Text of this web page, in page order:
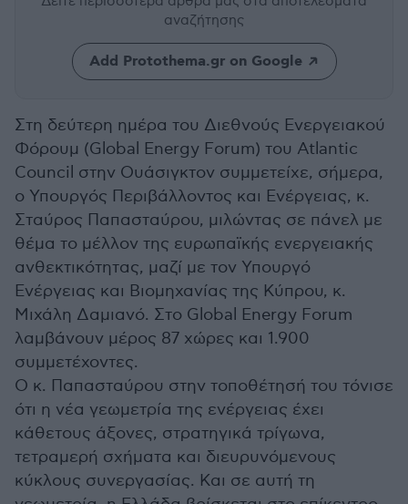
αναζήτησης
Add Protothema.gr on Google
Στη δεύτερη ημέρα του Διεθνούς Ενεργειακού
Φόρουμ (Global Energy Forum) του Atlantic
Council στην Ουάσιγκτον συμμετείχε, σήμερα,
ο Υπουργός Περιβάλλοντος και Ενέργειας, κ.
Σταύρος Παπασταύρου, μιλώντας σε πάνελ με
θέμα το μέλλον της ευρωπαϊκής ενεργειακής
ανθεκτικότητας, μαζί με τον Υπουργό
Ενέργειας και Βιομηχανίας της Κύπρου, κ.
Μιχάλη Δαμιανό. Στο Global Energy Forum
λαμβάνουν μέρος 87 χώρες και 1.900
συμμετέχοντες.
Ο κ. Παπασταύρου στην τοποθέτησή του τόνισε
ότι η νέα γεωμετρία της ενέργειας έχει
κάθετους άξονες, στρατηγικά τρίγωνα,
τετραμερή σχήματα και διευρυνόμενους
κύκλους συνεργασίας. Και σε αυτή τη